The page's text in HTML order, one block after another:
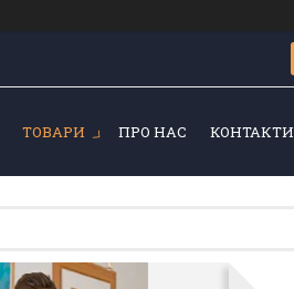
ТОВАРИ ПРО НАС КОНТАКТИ